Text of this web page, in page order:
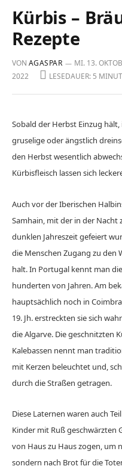
Kürbis –
Rezepte
VON AGASPAR MI. 13.
2022
LESEDAUER: 5
Sobald der Herbst Einzug
gruselige oder ängstlich
den Herbst wesentlich
Kürbisfleisch lassen sich
Auch vor der Iberischen
Samhain, mit der in der Nacht
dunklen Jahreszeit gefeiert
die Menschen Zugang zu den
halt. In Portugal kennt man
hunderten von Jahren. Am
hauptsächlich noch in
19. Jh. erstreckten sie sich
die Algarve. Die geschnitzten
Kalebassen nennt man
mit Kerzen beleuchtet und,
durch die Straßen getragen.
Diese Laternen waren auch
Kinder mit Ruß geschwärzten
von Haus zu Haus zogen, um
sondern nach Brot für die